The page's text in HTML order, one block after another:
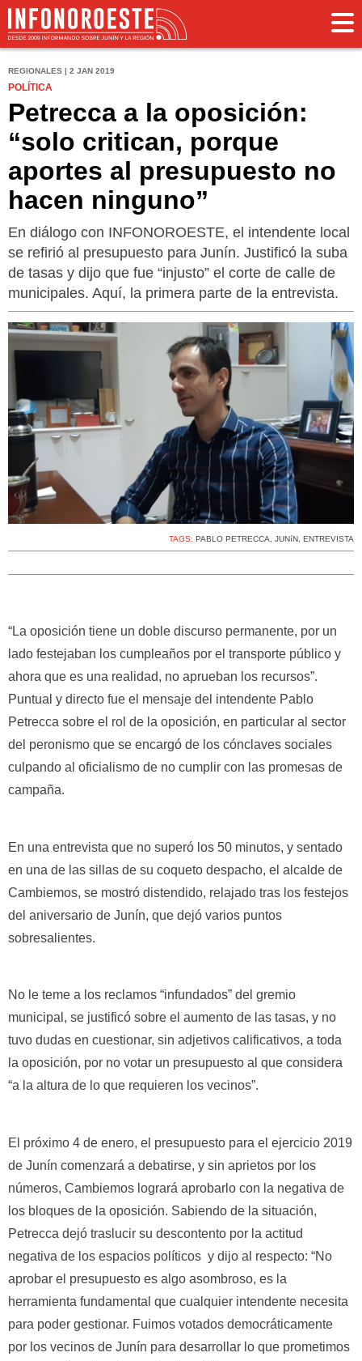
REGIONALES | 2 JAN 2019
POLÍTICA
Petrecca a la oposición:
“solo critican, porque
aportes al presupuesto no
hacen ninguno”
En diálogo con INFONOROESTE, el intendente local
se refirió al presupuesto para Junín. Justificó la suba
de tasas y dijo que fue “injusto” el corte de calle de
municipales. Aquí, la primera parte de la entrevista.
TAGS: PABLO PETRECCA, JUNíN, ENTREVISTA
“La oposición tiene un doble discurso permanente, por un
lado festejaban los cumpleaños por el transporte público y
ahora que es una realidad, no aprueban los recursos”.
Puntual y directo fue el mensaje del intendente Pablo
Petrecca sobre el rol de la oposición, en particular al sector
del peronismo que se encargó de los cónclaves sociales
culpando al oficialismo de no cumplir con las promesas de
campaña.
En una entrevista que no superó los 50 minutos, y sentado
en una de las sillas de su coqueto despacho, el alcalde de
Cambiemos, se mostró distendido, relajado tras los festejos
del aniversario de Junín, que dejó varios puntos
sobresalientes.
No le teme a los reclamos “infundados” del gremio
municipal, se justificó sobre el aumento de las tasas, y no
tuvo dudas en cuestionar, sin adjetivos calificativos, a toda
la oposición, por no votar un presupuesto al que considera
“a la altura de lo que requieren los vecinos”.
El próximo 4 de enero, el presupuesto para el ejercicio 2019
de Junín comenzará a debatirse, y sin aprietos por los
números, Cambiemos logrará aprobarlo con la negativa de
los bloques de la oposición. Sabiendo de la situación,
Petrecca dejó traslucir su descontento por la actitud
negativa de los espacios políticos y dijo al respecto: “No
aprobar el presupuesto es algo asombroso, es la
herramienta fundamental que cualquier intendente necesita
para poder gestionar. Fuimos votados democráticamente
por los vecinos de Junín para desarrollar lo que prometimos